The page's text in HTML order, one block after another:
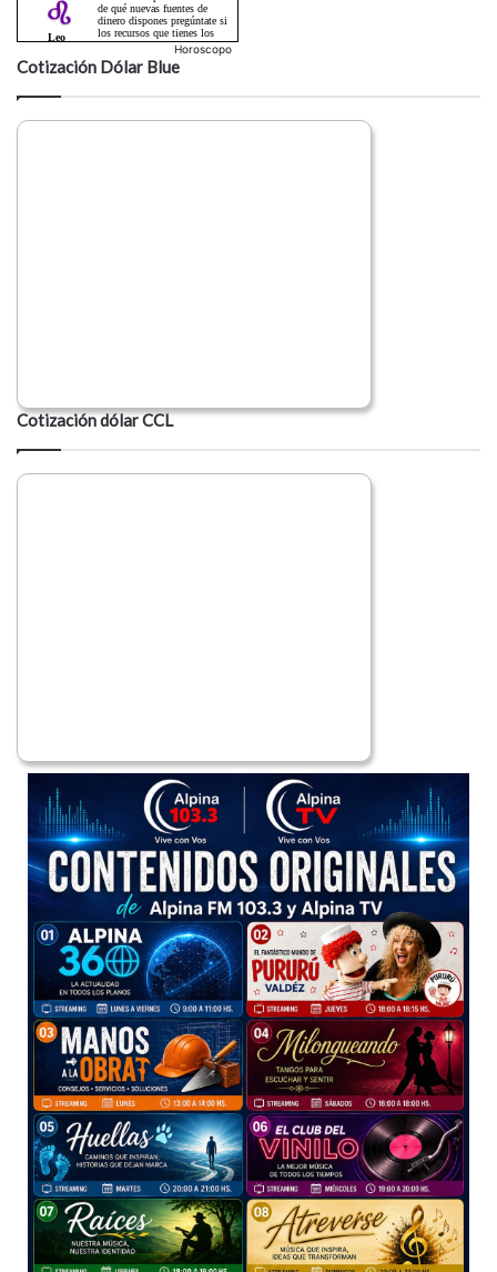
Horoscopo
Cotización Dólar Blue
Cotización dólar CCL